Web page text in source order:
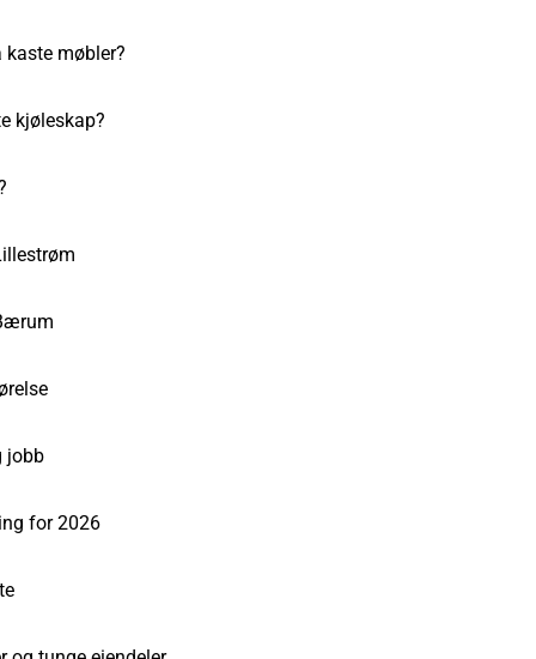
kaste møbler?
kjøleskap?
jobb
for 2026